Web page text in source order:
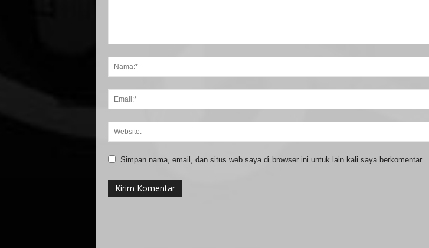
Simpan nama, email, dan situs web saya di browser ini untuk lain kali saya berkomentar.